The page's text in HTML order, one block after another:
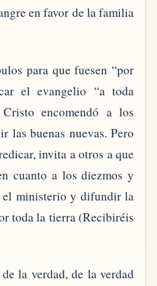
en favor de la familia
para que fuesen “por
el evangelio “a toda
encomendó a los
las buenas nuevas. Pero
invita a otros a que
cuanto a los diezmos y
el ministerio y difundir la
toda la tierra (Recibiréis
la verdad, de la verdad